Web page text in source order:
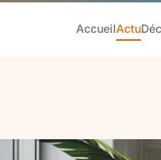
AccueilActu